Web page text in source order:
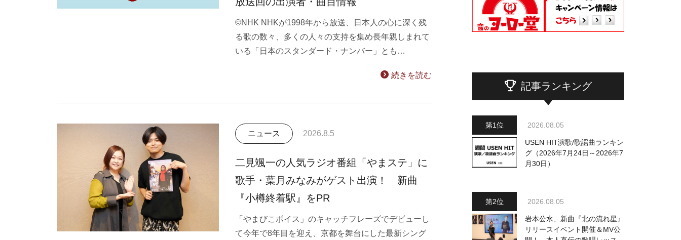
©NHK NHKが1998年から放送、日本人の心に深く残
る歌の数々、多くの人々の支持を集め長年親しまれて
いる「日本のスタンダード・ナンバー」とも…
続きを読む
ニュース 2026.8.5
二見颯一の人気ラジオ番組「やまステ」に
歌手・葉月みなみがゲスト出演！ 新曲
『小樽終着駅』をPR
「やまびこボイス」のキャッチフレーズでデビューし
て今年で8年目を迎え、京都を舞台にした最新シング
記事ランキング
2026.08.05
USEN HIT演歌/歌謡曲ランキン
グ（2026年7月24日～2026年7
月30日）
2026.08.05
岩本公水、新曲『北の流れ星』
リリースイベント開催＆MV公